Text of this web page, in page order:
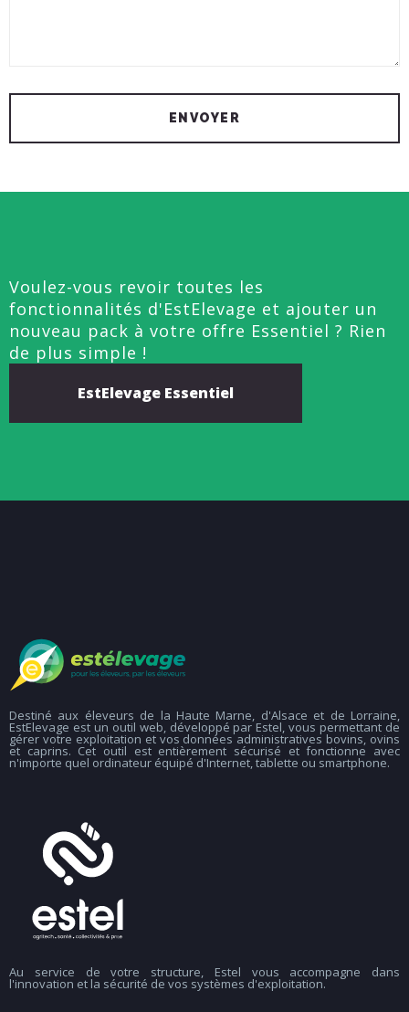
Voulez-vous revoir toutes les
fonctionnalités d'EstElevage et ajouter un
nouveau pack à votre offre Essentiel ? Rien
de plus simple !
EstElevage Essentiel
Destiné aux éleveurs de la Haute Marne, d'Alsace et de Lorraine,
EstElevage est un outil web, développé par Estel, vous permettant de
gérer votre exploitation et vos données administratives bovins, ovins
et caprins. Cet outil est entièrement sécurisé et fonctionne avec
n'importe quel ordinateur équipé d'Internet, tablette ou smartphone.
Au service de votre structure, Estel vous accompagne dans
l'innovation et la sécurité de vos systèmes d'exploitation.